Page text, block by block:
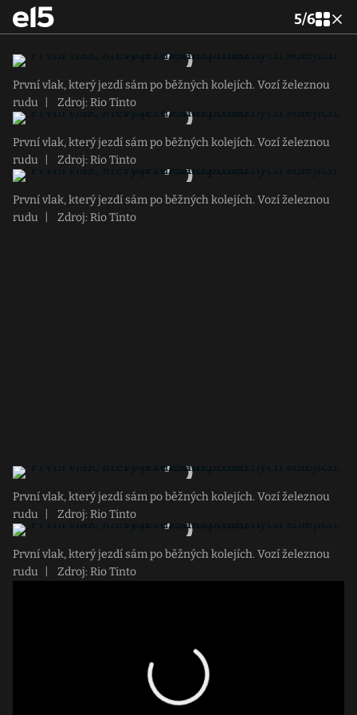
5/6
První vlak, který jezdí sám po běžných kolejích. Vozí železnou
rudu
Zdroj: Rio Tinto
První vlak, který jezdí sám po běžných kolejích. Vozí železnou
rudu
Zdroj: Rio Tinto
První vlak, který jezdí sám po běžných kolejích. Vozí železnou
rudu
Zdroj: Rio Tinto
První vlak, který jezdí sám po běžných kolejích. Vozí železnou
rudu
Zdroj: Rio Tinto
První vlak, který jezdí sám po běžných kolejích. Vozí železnou
rudu
Zdroj: Rio Tinto